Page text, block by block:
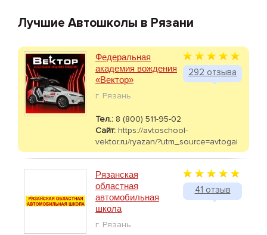
Лучшие Автошколы в Рязани
292 отзыва
Федеральная
академия вождения
«Вектор»
г. Рязань
Тел.: 8 (800) 511-95-02
Сайт: https://avtoschool-
vektor.ru/ryazan/?utm_source=avtogai
41 отзыв
Рязанская
областная
автомобильная
школа
г. Рязань